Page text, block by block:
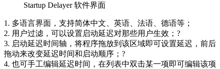
Startup Delayer 软件界面
1. 多语言界面，支持简体中文、英语、法语、德语等；
2. 用户过滤，可以设置启动延迟对那些用户生效；?
3. 启动延迟时间轴，将程序拖放到该区域即可设置延迟，前后
拖动来改变延迟时间和启动顺序；?
4. 也可手工编辑延迟时间，在列表中双击某一项即可编辑该项